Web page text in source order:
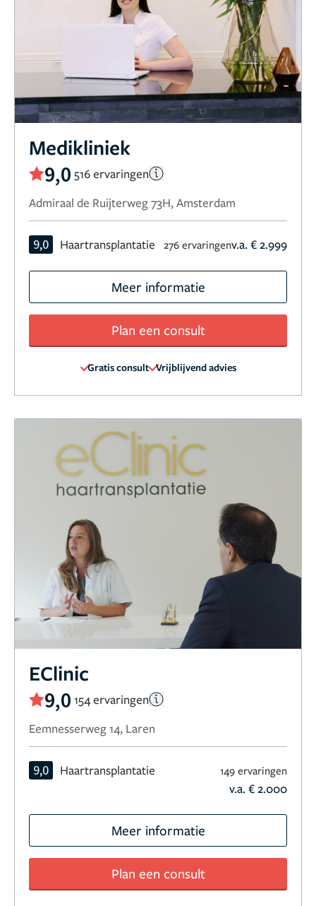
Medikliniek
9,0 516 ervaringen
Admiraal de Ruijterweg 73H, Amsterdam
9,0 Haartransplantatie 276 ervaringenv.a. € 2.999
Meer informatie
Plan een consult
Gratis consult Vrijblijvend advies
EClinic
9,0 154 ervaringen
Eemnesserweg 14, Laren
9,0 Haartransplantatie 149 ervaringen
v.a. € 2.000
Meer informatie
Plan een consult